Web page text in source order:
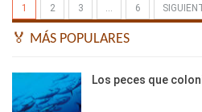
1 2 3 … 6
🏅 MÁS POPULARES
Los peces que